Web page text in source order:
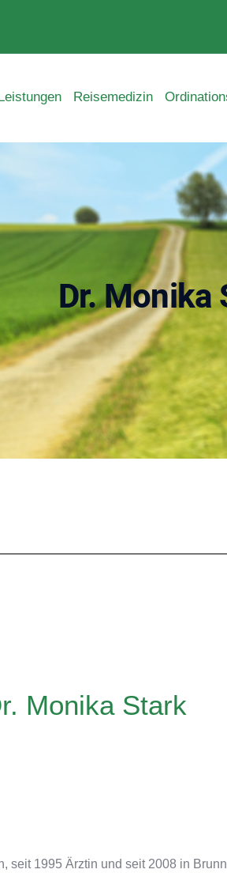
Reisemedizin
Dr. Monika
Monika Stark
seit 1995 Ärztin und seit 2008 in